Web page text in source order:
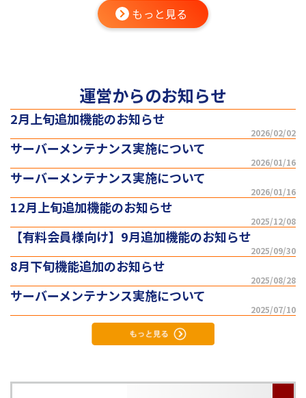
もっと見る
運営からのお知らせ
2月上旬追加機能のお知らせ
2026/02/02
サーバーメンテナンス実施について
2026/01/16
サーバーメンテナンス実施について
2026/01/16
12月上旬追加機能のお知らせ
2025/12/08
【有料会員様向け】9月追加機能のお知らせ
2025/09/30
8月下旬機能追加のお知らせ
2025/08/28
サーバーメンテナンス実施について
2025/07/10